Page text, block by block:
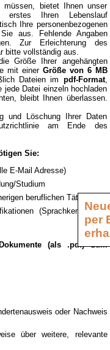
müssen, bietet Ihnen unser
Ihren Lebenslauf
Ihre personenbezogenen
aus. Fehlende Angaben
Zur Erleichterung des
bitte vollständig aus.
Größe Ihrer angehängten
mit einer Größe von 6 MB
Dateien im pdf-Format,
Datei einzeln hochladen
bleibt Ihnen überlassen.
und Löschung Ihrer Daten
am Ende des
Sie:
E-Mail Adresse)
Studium
beruflichen Tätigkeiten
(Sprachkenntnisse,
(als .pdf) zum
oder Nachweis
über weitere, relevante
per